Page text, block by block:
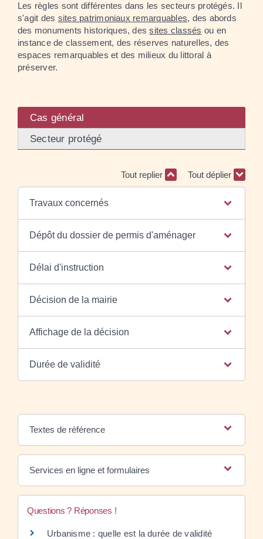
Les règles sont différentes dans les secteurs protégés. Il
s'agit des sites patrimoniaux remarquables, des abords
des monuments historiques, dessites classés ou en
instance de classement, des réserves naturelles, des
espaces remarquables et des milieux du littoral à
préserver.
Cas général
Secteur protégé
Tout replier Tout déplier
Travaux concernés
Dépôt du dossier de permis d'aménager
Délai d'instruction
Décision de la mairie
Affichage de la décision
Durée de validité
Textes de référence
Services en ligne et formulaires
Questions ? Réponses !
Urbanisme : quelle est la durée de validité